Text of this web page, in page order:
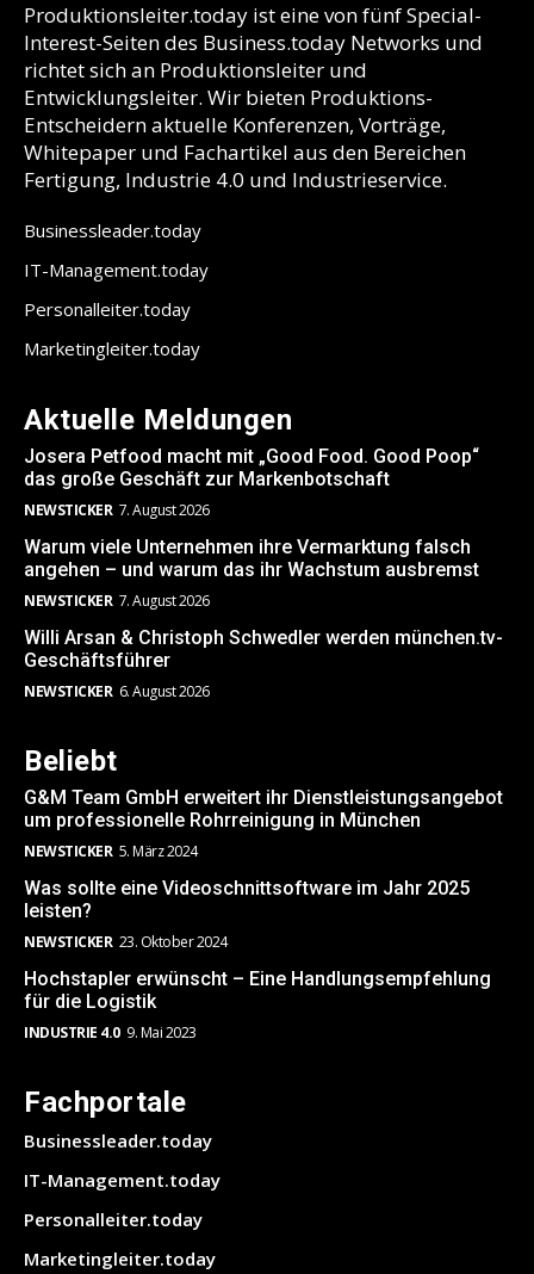
Produktionsleiter.today ist eine von fünf Special-
Interest-Seiten des Business.today Networks und
richtet sich an Produktionsleiter und
Entwicklungsleiter. Wir bieten Produktions-
Entscheidern aktuelle Konferenzen, Vorträge,
Whitepaper und Fachartikel aus den Bereichen
Fertigung, Industrie 4.0 und Industrieservice.
Businessleader.today
IT-Management.today
Personalleiter.today
Marketingleiter.today
Aktuelle Meldungen
Josera Petfood macht mit „Good Food. Good Poop“
das große Geschäft zur Markenbotschaft
NEWSTICKER 7. August 2026
Warum viele Unternehmen ihre Vermarktung falsch
angehen – und warum das ihr Wachstum ausbremst
NEWSTICKER 7. August 2026
Willi Arsan & Christoph Schwedler werden münchen.tv-
Geschäftsführer
NEWSTICKER 6. August 2026
Beliebt
G&M Team GmbH erweitert ihr Dienstleistungsangebot
um professionelle Rohrreinigung in München
NEWSTICKER 5. März 2024
Was sollte eine Videoschnittsoftware im Jahr 2025
leisten?
NEWSTICKER 23. Oktober 2024
Hochstapler erwünscht – Eine Handlungsempfehlung
für die Logistik
INDUSTRIE 4.0 9. Mai 2023
Fachportale
Businessleader.today
IT-Management.today
Personalleiter.today
Marketingleiter.today